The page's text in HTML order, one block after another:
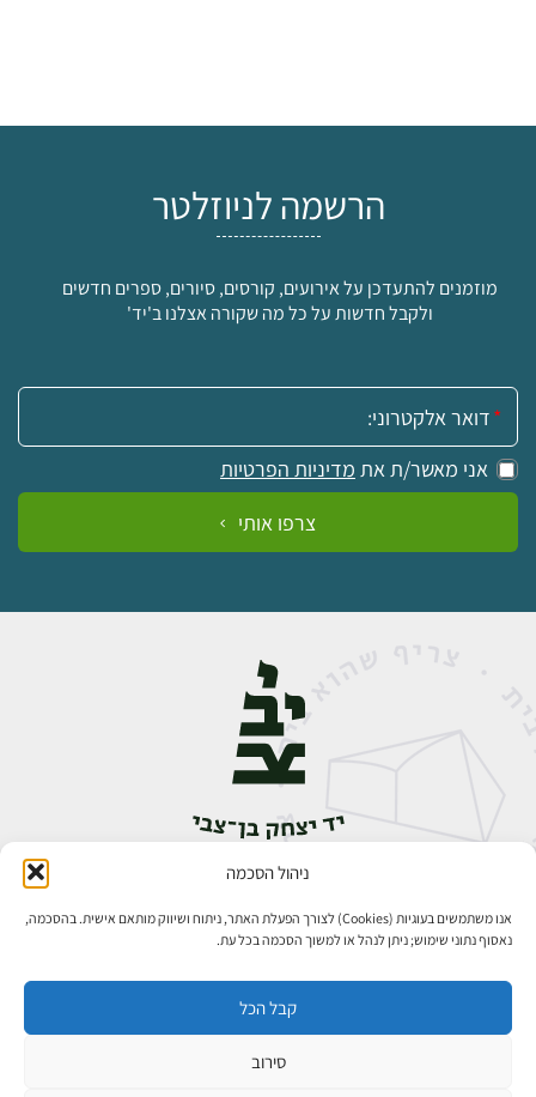
ניהול הסכמה
אנו משתמשים בעוגיות (Cookies) לצורך הפעלת האתר, ניתוח ושיווק מותאם אישית. בהסכמה,
נאסוף נתוני שימוש; ניתן לנהל או למשוך הסכמה בכל עת.
קבל הכל
סירוב
הרשמה לניוזלטר
מוזמנים להתעדכן על אירועים, קורסים, סיורים, ספרים חדשים
ולקבל חדשות על כל מה שקורה אצלנו ב'יד'
אימייל:
אני מאשר/ת את מדיניות הפרטיות
צרפו אותי
אבן גבירול 14, רחביה, ירושלים